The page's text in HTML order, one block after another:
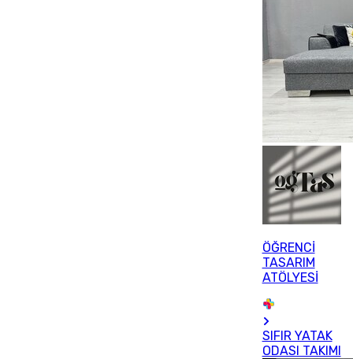
ÖĞRENCİ
TASARIM
ATÖLYESİ
SIFIR YATAK
ODASI TAKIMI